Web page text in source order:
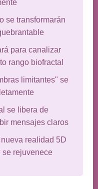
se transformarán
para canalizar
rango biofractal
limitantes" se
se libera de
mensajes claros
realidad 5D
se rejuvenece